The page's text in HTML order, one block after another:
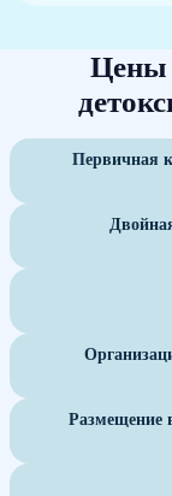
Цены
Первичная
Размещение